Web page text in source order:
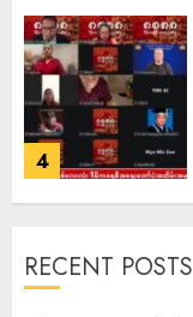
4
RECENT POSTS